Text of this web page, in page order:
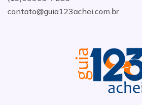
contato@guia123achei.com.br